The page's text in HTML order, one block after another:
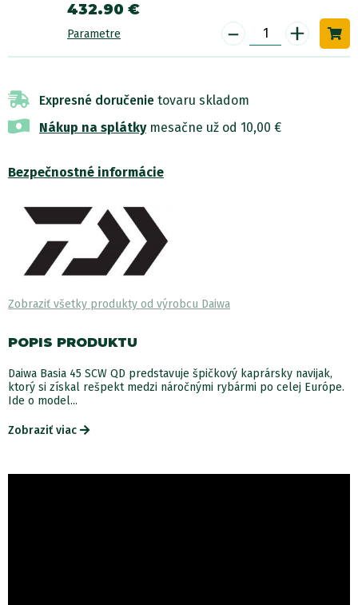
432.90 €
Parametre - +
Expresné doručenie tovaru skladom
Nákup na splátkymesačne už od 10,00 €
Bezpečnostné informácie
Zobraziť všetky produkty od výrobcu Daiwa
POPIS PRODUKTU
Daiwa Basia 45 SCW QD predstavuje špičkový kaprársky navijak,
ktorý si získal rešpekt medzi náročnými rybármi po celej Európe.
Ide o model...
Zobraziť viac